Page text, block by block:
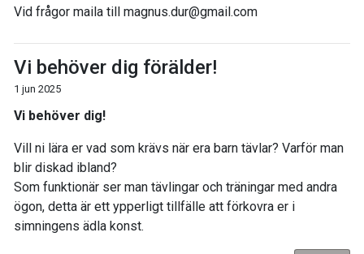
Vid frågor maila till magnus.dur@gmail.com
Vi behöver dig förälder!
1 jun 2025
Vi behöver dig!
Vill ni lära er vad som krävs när era barn tävlar? Varför man
blir diskad ibland?
Som funktionär ser man tävlingar och träningar med andra
ögon, detta är ett ypperligt tillfälle att förkovra er i
simningens ädla konst.